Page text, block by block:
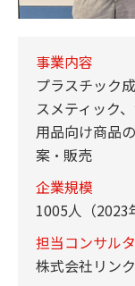
事業内容
プラスチック
スメティック
用品向け商品
案・販売
企業規模
1005人（2023
担当コンサル
株式会社リン